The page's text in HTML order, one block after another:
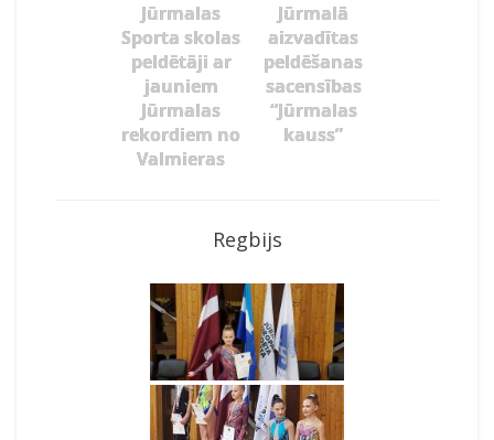
Jūrmalas
Sporta skolas
peldētāji ar
jauniem
Jūrmalas
rekordiem no
Valmieras
Jūrmalā
aizvadītas
peldēšanas
sacensības
“Jūrmalas
kauss”
Regbijs